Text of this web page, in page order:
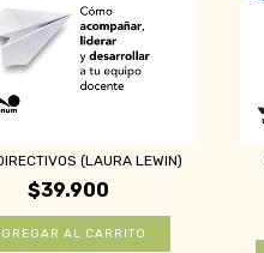
(LAURA LEWIN)
$39.900